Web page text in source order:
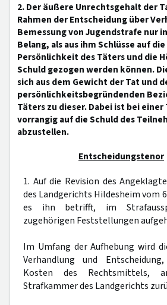
2. Der äußere Unrechtsgehalt der
Rahmen der Entscheidung über
Bemessung von Jugendstrafe nur
Belang, als aus ihm Schlüsse auf die
Persönlichkeit des Täters und die
Schuld gezogen werden können.
sich aus dem Gewicht der Tat und
persönlichkeitsbegründenden
Täters zu dieser. Dabei ist bei einer
vorrangig auf die Schuld des
abzustellen.
Entscheidungstenor
1. Auf die Revision des
des Landgerichts Hildesheim vom
es ihn betrifft, im
zugehörigen Feststellungen
Im Umfang der Aufhebung wird
Verhandlung und
Kosten des Rechtsmittels,
Strafkammer des Landgerichts